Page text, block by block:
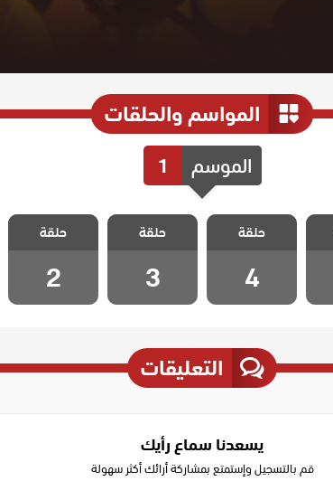
المواسم والحلقات
الموسم 1
مع
5
مسلسل رجل مع
وقف التنفيذ
مدبلج الحلقة 4
حلقة
4
مسلسل رجل مع
وقف التنفيذ
مدبلج الحلقة 3
حلقة
3
مسلسل رجل مع
وقف التنفيذ
مدبلج الحلقة 2
حلقة
2
التعليقات
يسعدنا سماع رأيك
قم بالتسجيل وإستمتع بمشاركة أرائك أكثر سهولة